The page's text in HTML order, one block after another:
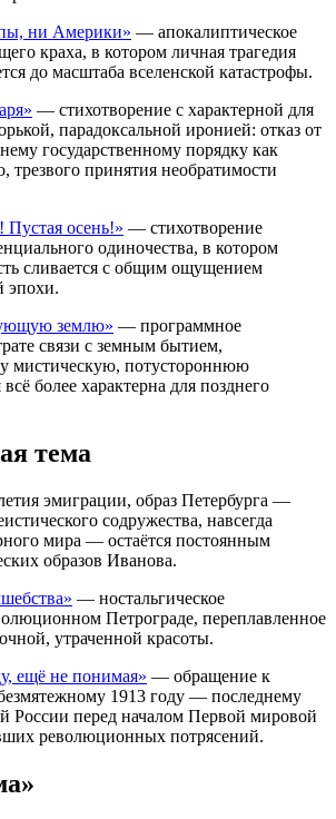
ни Америки» — апокалиптическое
краха, в котором личная трагедия
до масштаба вселенской катастрофы.
— стихотворение с характерной для
парадоксальной иронией: отказ от
государственному порядку как
трезвого принятия необратимости
осень!» — стихотворение
одиночества, в котором
сливается с общим ощущением
эпохи.
землю» — программное
связи с земным бытием,
мистическую, потустороннюю
более характерна для позднего
тема
эмиграции, образ Петербурга —
содружества, навсегда
мира — остаётся постоянным
образов Иванова.
— ностальгическое
Петрограде, переплавленное
утраченной красоты.
ещё не понимая» — обращение к
1913 году — последнему
России перед началом Первой мировой
революционных потрясений.